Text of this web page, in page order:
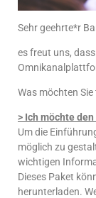
Sehr geehrte*r
es freut uns,
Was möchten Sie
> Ich möchte
Um die
möglich zu
wichtigen
Dieses Paket
herunterladen.